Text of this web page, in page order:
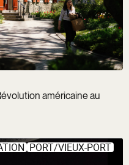
américaine au
PORT/VIEUX-PORT